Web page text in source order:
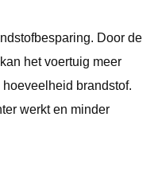
Door de
het voertuig meer
brandstof.
werkt en minder